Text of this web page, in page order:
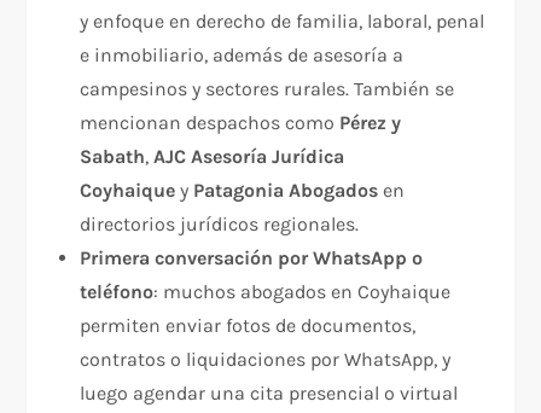
y enfoque en derecho de familia, laboral, penal
e inmobiliario, además de asesoría a
campesinos y sectores rurales. También se
mencionan despachos como Pérez y
Sabath,AJC Asesoría Jurídica
Coyhaique y Patagonia Abogados en
directorios jurídicos regionales.
Primera conversación por WhatsApp o
teléfono: muchos abogados en Coyhaique
permiten enviar fotos de documentos,
contratos o liquidaciones por WhatsApp, y
luego agendar una cita presencial o virtual